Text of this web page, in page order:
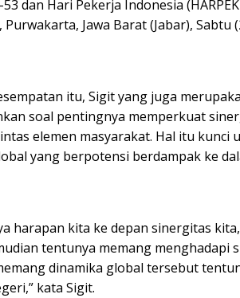
53 dan Hari Pekerja Indonesia
Purwakarta, Jawa Barat (Jabar), Sabtu
itu, Sigit yang juga
soal pentingnya memperkuat
elemen masyarakat. Hal itu kunci
yang berpotensi berdampak ke
harapan kita ke depan sinergitas
tentunya memang menghadapi
dinamika global tersebut
kata Sigit.